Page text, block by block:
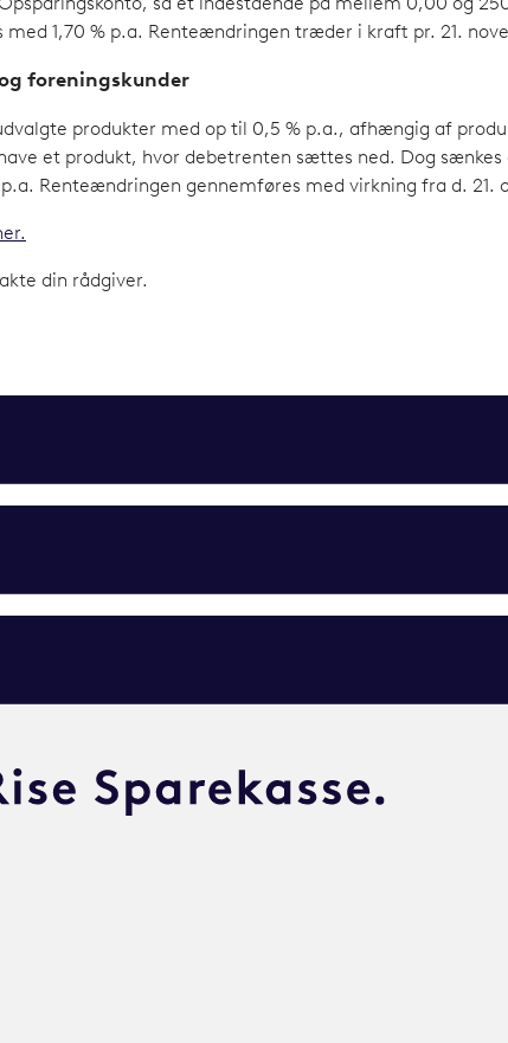
så et indestående på mellem 0,00 og
1,70 % p.a. Renteændringen træder i kraft pr. 21.
foreningskunder
produkter med op til 0,5 % p.a., afhængig af
et produkt, hvor debetrenten sættes ned. Dog sænkes
Renteændringen gennemføres med virkning fra d. 21.
din rådgiver.